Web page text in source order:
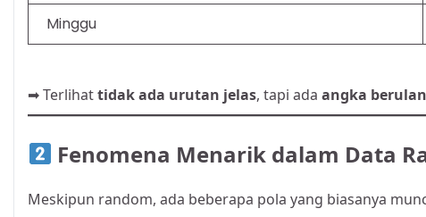
Minggu
➡ Terlihattidak ada urutan jelas, tapi ada angka
Fenomena Menarik dalam Data
Meskipun random, ada beberapa pola yang biasanya